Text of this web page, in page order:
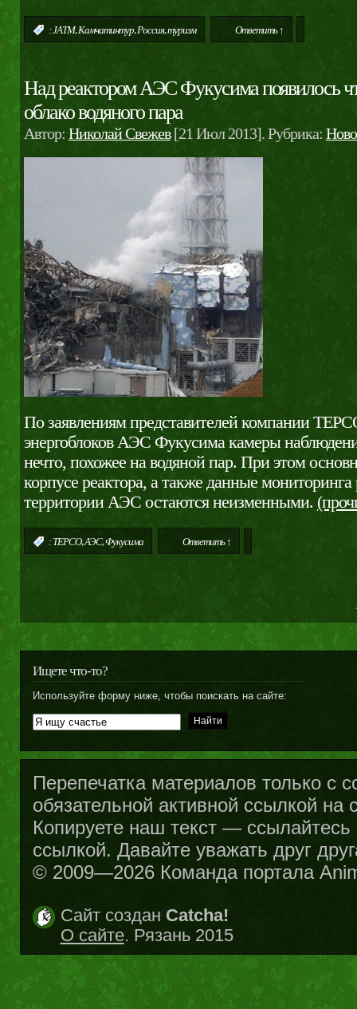
:JATM, Камчатинтур Россия, туризм Ответить ↑
Над реактором АЭС Фукусима появилось
облако водяного пара
Автор: Николай Свежев[21 Июл 2013]. Рубрика:
По заявлениям представителей компании
энергоблоков АЭС Фукусима камеры
нечто, похожее на водяной пар. При этом
корпусе реактора, а также данные
территории АЭС остаются неизменными.
: TEPCO, АЭС, Фукусима Ответить ↑
Ищете что-то?
Используйте форму ниже, чтобы поискать на сайте:
Перепечатка материалов только с
обязательной активной ссылкой на
Копируете наш текст —
ссылкой. Давайте уважать друг
© 2009—2026 Команда портала
Сайт создан Catcha!
О сайте. Рязань 2015